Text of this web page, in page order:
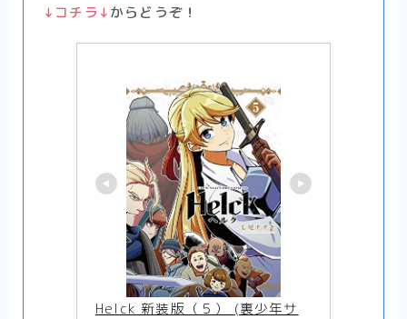
↓コチラ↓からどうぞ！
Helck 新装版（５） (裏少年サ